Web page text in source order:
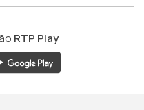
RTP Play